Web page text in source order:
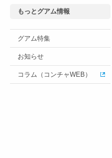
もっとグアム情報
グアム特集
お知らせ
コラム（コンチャWEB）